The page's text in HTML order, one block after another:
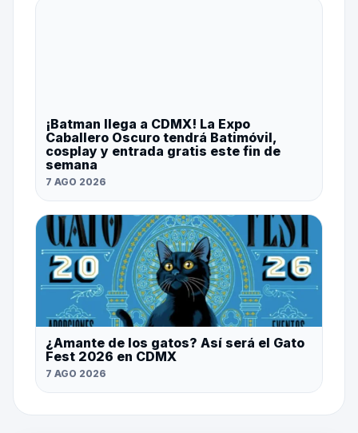
¡Batman llega a CDMX! La Expo
Caballero Oscuro tendrá Batimóvil,
cosplay y entrada gratis este fin de
semana
7 AGO 2026
¿Amante de los gatos? Así será el Gato
Fest 2026 en CDMX
7 AGO 2026